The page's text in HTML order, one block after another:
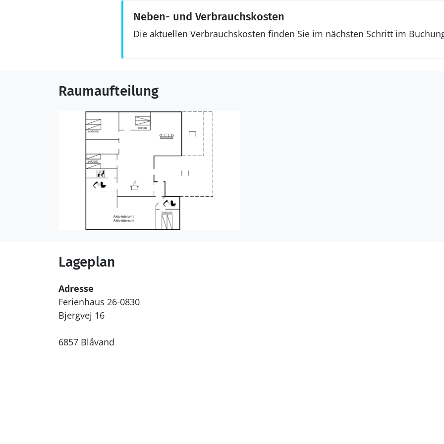
Neben- und Verbrauchskosten
Die aktuellen Verbrauchskosten finden Sie im nächsten Schritt im
Raumaufteilung
Lageplan
Adresse
Ferienhaus 26-0830
Bjergvej 16
6857 Blåvand